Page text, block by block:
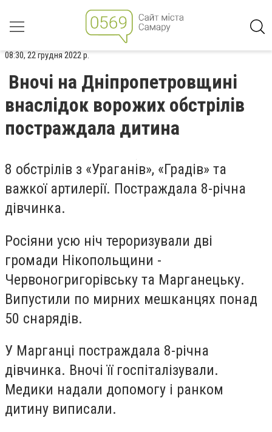
08:30, 22 грудня 2022 р.
Вночі на Дніпропетровщині
внаслідок ворожих обстрілів
постраждала дитина
8 обстрілів з «Ураганів», «Градів» та
важкої артилерії. Постраждала 8-річна
дівчинка.
Росіяни усю ніч тероризували дві
громади Нікопольщини -
Червоногригорівську та Марганецьку.
Випустили по мирних мешканцях понад
50 снарядів.
У Марганці постраждала 8-річна
дівчинка. Вночі її госпіталізували.
Медики надали допомогу і ранком
дитину виписали.